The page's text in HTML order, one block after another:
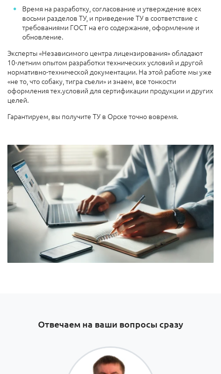
Время на разработку, согласование и утверждение всех
восьми разделов ТУ, и приведение ТУ в соответствие с
требованиями ГОСТ на его содержание, оформление и
обновление.
Эксперты «Независимого центра лицензирования» обладают
10-летним опытом разработки технических условий и другой
нормативно-технической документации. На этой работе мы уже
«не то, что собаку, тигра съели» и знаем, все тонкости
оформления тех.условий для сертификации продукции и других
целей.
Гарантируем, вы получите ТУ в Орске точно вовремя.
Отвечаем на ваши вопросы сразу